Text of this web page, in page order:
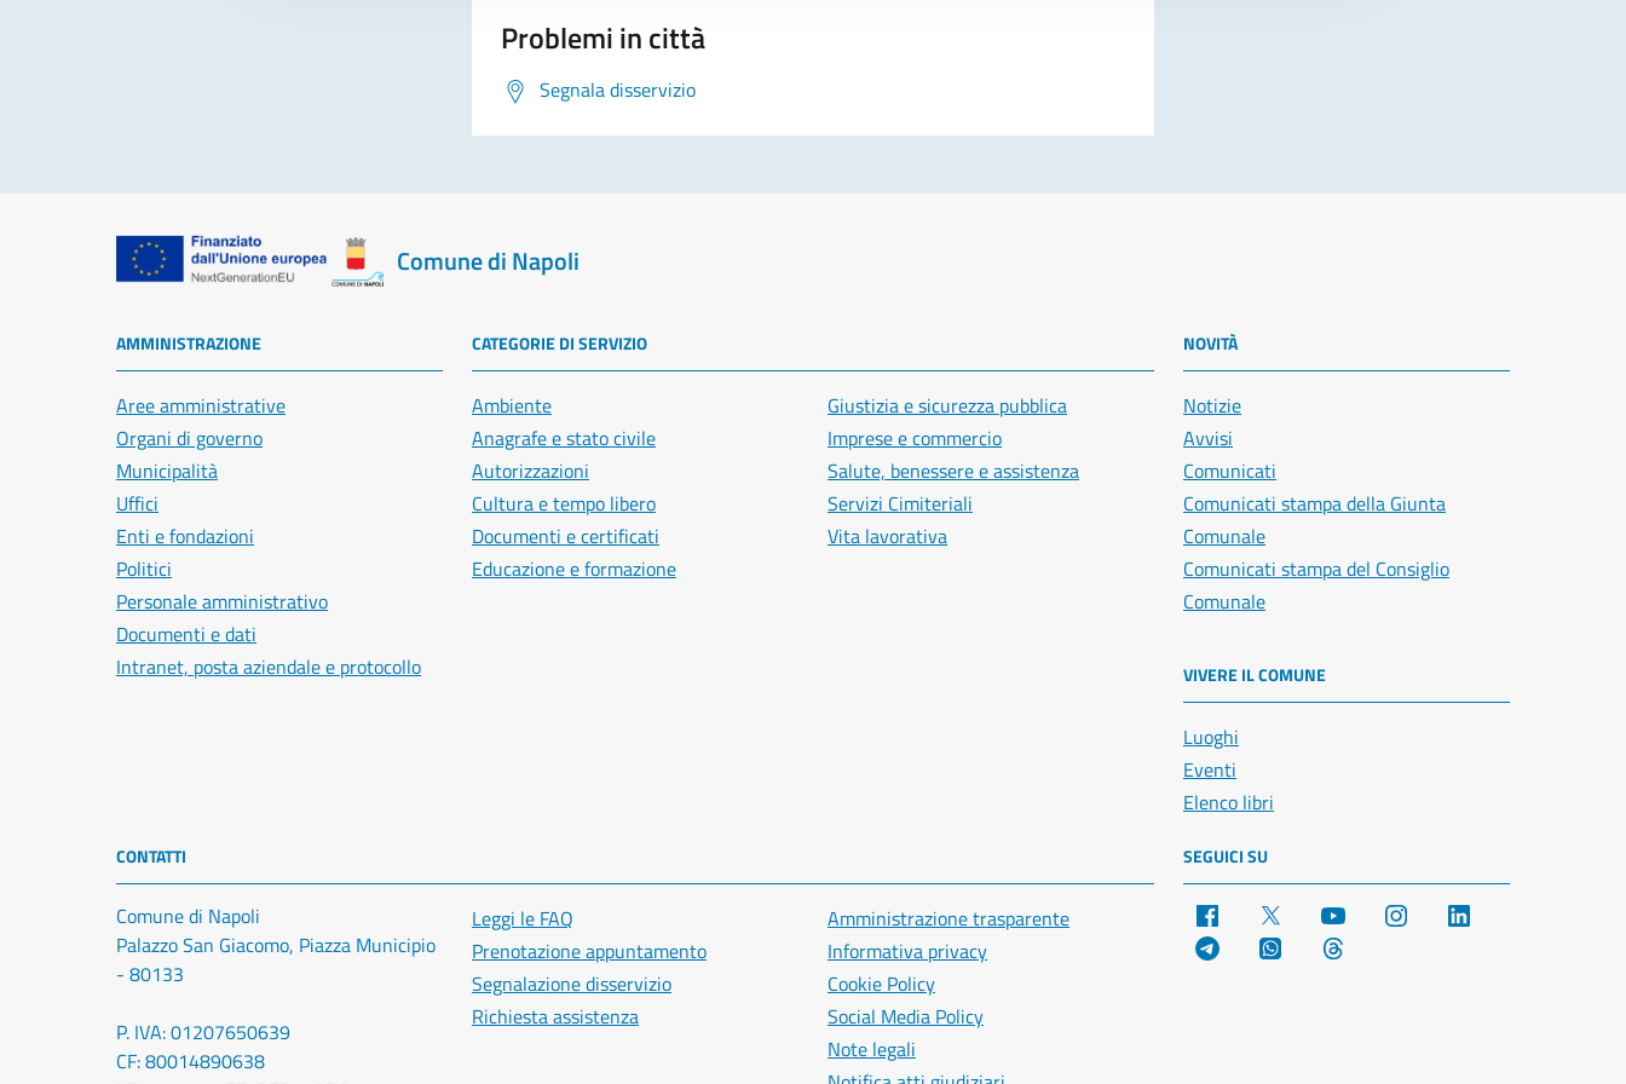
Problemi in città
Segnala disservizio
Comune di Napoli
AMMINISTRAZIONE
Aree amministrative
Organi di governo
Municipalità
Uffici
Enti e fondazioni
Politici
Personale amministrativo
Documenti e dati
Intranet, posta aziendale e protocollo
CATEGORIE DI SERVIZIO
Ambiente
Anagrafe e stato civile
Autorizzazioni
Cultura e tempo libero
Documenti e certificati
Educazione e formazione
Giustizia e sicurezza pubblica
Imprese e commercio
Salute, benessere e assistenza
Servizi Cimiteriali
Vita lavorativa
NOVITÀ
Notizie
Avvisi
Comunicati
Comunicati stampa della Giunta
Comunale
Comunicati stampa del Consiglio
Comunale
VIVERE IL COMUNE
Luoghi
Eventi
Elenco libri
CONTATTI
Comune di Napoli
Palazzo San Giacomo, Piazza Municipio
- 80133
P. IVA: 01207650639
CF: 80014890638
Leggi le FAQ
Prenotazione appuntamento
Segnalazione disservizio
Richiesta assistenza
Amministrazione trasparente
Informativa privacy
Cookie Policy
Social Media Policy
Note legali
SEGUICI SU
Facebook YouTube Instagram
Telegram WhatsApp